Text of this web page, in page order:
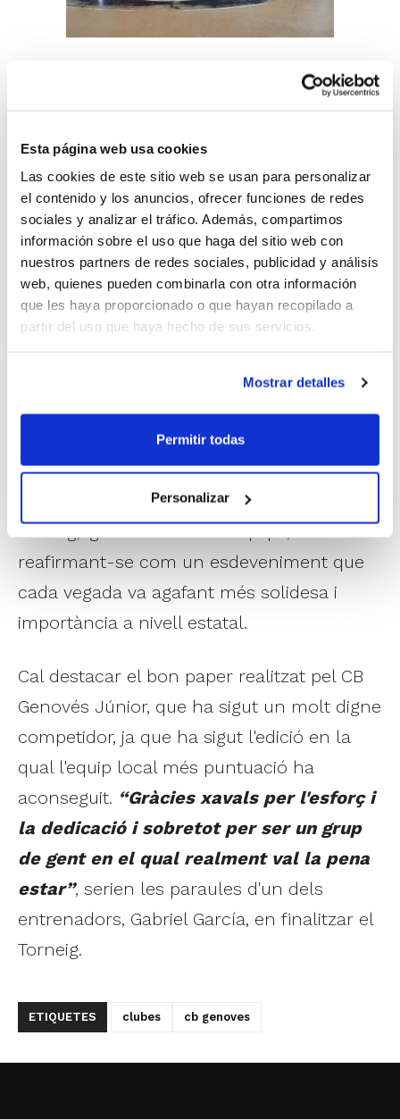
Esta página web usa cookies
Las cookies de este sitio web se usan para personalizar
el contenido y los anuncios, ofrecer funciones de redes
sociales y analizar el tráfico. Además, compartimos
información sobre el uso que haga del sitio web con
nuestros partners de redes sociales, publicidad y análisis
web, quienes pueden combinarla con otra información
que les haya proporcionado o que hayan recopilado a
partir del uso que haya hecho de sus servicios.
Mostrar detalles
Permitir todas
Personalizar
La disputa de la final entre Estudiantes i
s'enfrontaven els mateixos dos equips. Una
repetició de l'encontre que ja va ser una
autèntica lliçó de bàsquet en categories de
formació. En el primer partit, el València BC
va guanyar per una diferència de 8 punts;
però en la final el resultat va ser molt
tanteig de 69 a 84. Una final que no es va
decidir fins a l'últim quart perquè fins a
eixe moment les alternances en el
marcador van ser constants. El resultat de
la final és un reflex del que ha sigut el
reafirmant-se com un esdeveniment que
cada vegada va agafant més solidesa i
importància a nivell estatal.
Cal destacar el bon paper realitzat pel CB
Genovés Júnior, que ha sigut un molt digne
competidor, ja que ha sigut l'edició en la
qual l'equip local més puntuació ha
aconseguit. “Gràcies xavals per l'esforç i
la dedicació i sobretot per ser un grup
de gent en el qual realment val la pena
estar”, serien les paraules d'un dels
entrenadors, Gabriel García, en finalitzar el
Torneig.
ETIQUETES clubes cb genoves